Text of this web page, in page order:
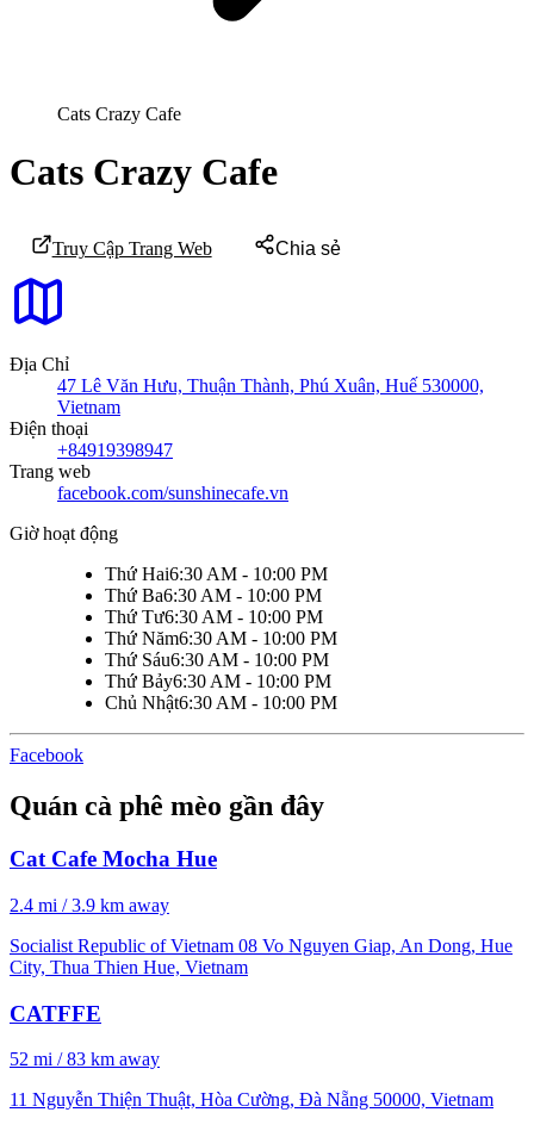
Cats Crazy Cafe
Cats Crazy Cafe
Truy Cập Trang Web Chia sẻ
Địa Chỉ
47 Lê Văn Hưu, Thuận Thành, Phú Xuân, Huế 530000,
Vietnam
Điện thoại
+84919398947
Trang web
facebook.com/sunshinecafe.vn
Giờ hoạt động
Thứ Hai6:30 AM - 10:00 PM
Thứ Ba6:30 AM - 10:00 PM
Thứ Tư6:30 AM - 10:00 PM
Thứ Năm6:30 AM - 10:00 PM
Thứ Sáu6:30 AM - 10:00 PM
Thứ Bảy6:30 AM - 10:00 PM
Chủ Nhật6:30 AM - 10:00 PM
Facebook
Quán cà phê mèo gần đây
Cat Cafe Mocha Hue
2.4 mi / 3.9 km away
Socialist Republic of Vietnam 08 Vo Nguyen Giap, An Dong, Hue
City, Thua Thien Hue, Vietnam
CATFFE
52 mi / 83 km away
11 Nguyễn Thiện Thuật, Hòa Cường, Đà Nẵng 50000, Vietnam